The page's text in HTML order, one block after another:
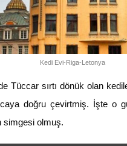
Kedi Evi-Riga-Letonya
Tüccar sırtı dönük olan
doğru çevirtmiş. İşte o
simgesi olmuş.